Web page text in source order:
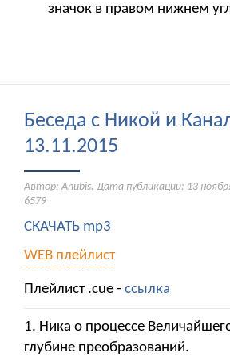
значок в правом нижнем
Беседа с Никой и
13.11.2015
Автор: Anubis. Дата публикации: 13
6579
СКАЧАТЬ mp3
WEB плейлист
Плейлист .cue - ссылка
1. Ника о процессе
глубине преобразований.